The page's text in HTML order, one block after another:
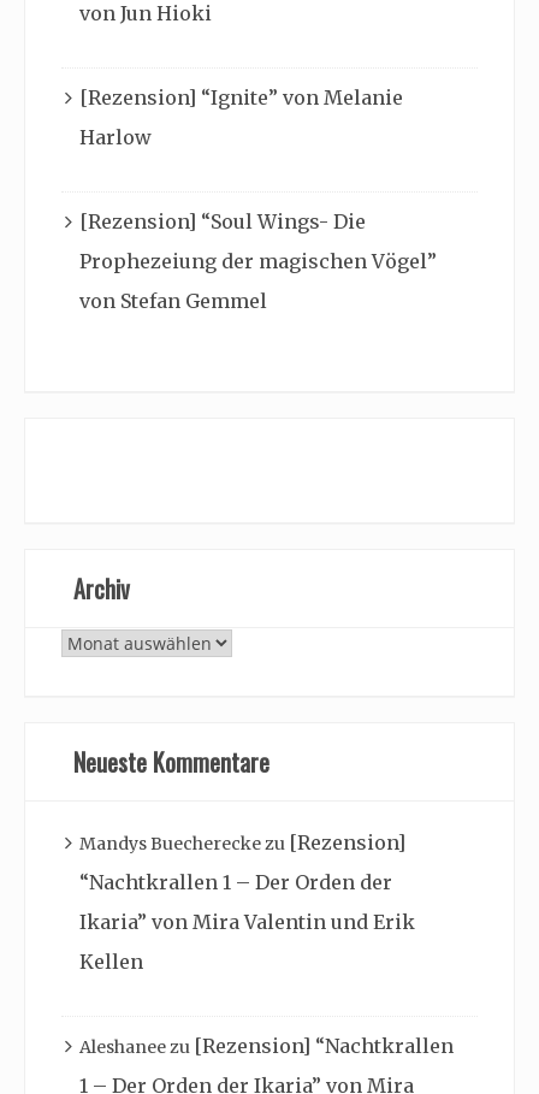
von Jun Hioki
[Rezension] “Ignite” von Melanie
Harlow
[Rezension] “Soul Wings- Die
Prophezeiung der magischen Vögel”
von Stefan Gemmel
Archiv
Archiv
Neueste Kommentare
Mandys Buechereckezu [Rezension]
“Nachtkrallen 1 – Der Orden der
Ikaria” von Mira Valentin und Erik
Kellen
Aleshaneezu [Rezension] “Nachtkrallen
1 – Der Orden der Ikaria” von Mira